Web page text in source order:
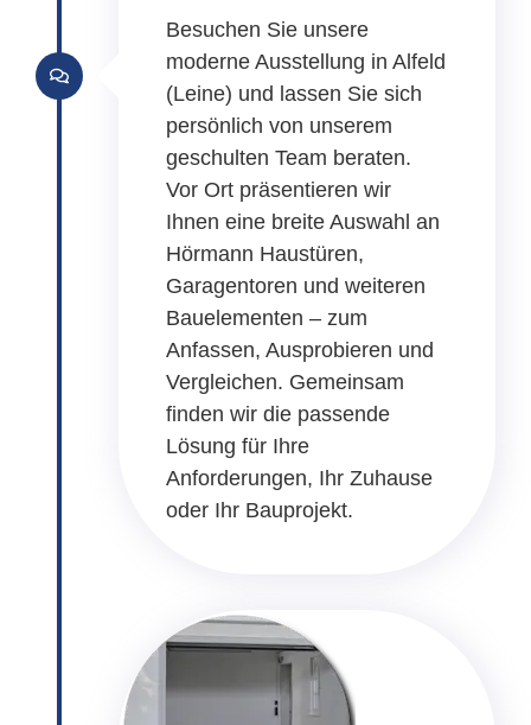
Besuchen Sie unsere
moderne Ausstellung in Alfeld
(Leine) und lassen Sie sich
persönlich von unserem
geschulten Team beraten.
Vor Ort präsentieren wir
Ihnen eine breite Auswahl an
Hörmann Haustüren,
Garagentoren und weiteren
Bauelementen – zum
Anfassen, Ausprobieren und
Vergleichen. Gemeinsam
finden wir die passende
Lösung für Ihre
Anforderungen, Ihr Zuhause
oder Ihr Bauprojekt.